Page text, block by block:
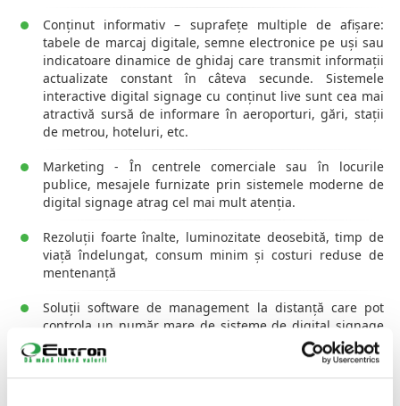
Conținut informativ – suprafețe multiple de afișare:
tabele de marcaj digitale, semne electronice pe uși sau
indicatoare dinamice de ghidaj care transmit informații
actualizate constant în câteva secunde. Sistemele
interactive digital signage cu conținut live sunt cea mai
atractivă sursă de informare în aeroporturi, gări, stații
de metrou, hoteluri, etc.
Marketing - În centrele comerciale sau în locurile
publice, mesajele furnizate prin sistemele moderne de
digital signage atrag cel mai mult atenția.
Rezoluții foarte înalte, luminozitate deosebită, timp de
viață îndelungat, consum minim și costuri reduse de
mentenanță
Soluții software de management la distanță care pot
controla un număr mare de sisteme de digital signage
oriunde ar fi acestea amplasate.